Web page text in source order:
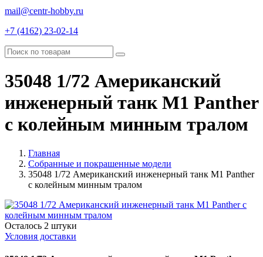
mail@centr-hobby.ru
+7 (4162) 23-02-14
35048 1/72 Американский
инженерный танк M1 Panther
с колейным минным тралом
Главная
Собранные и покрашенные модели
35048 1/72 Американский инженерный танк M1 Panther
с колейным минным тралом
Осталось 2 штуки
Условия доставки